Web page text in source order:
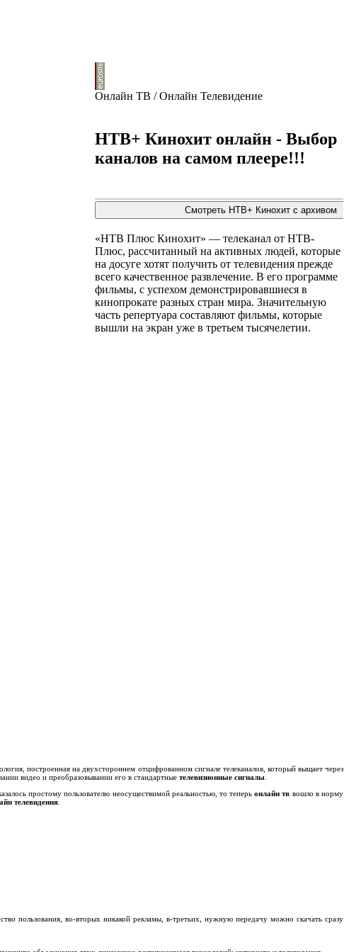
Онлайн ТВ / Онлайн Телевидение
НТВ+ Кинохит онлайн - Выбор
каналов на самом плеере!!!
«НТВ Плюс Кинохит» — телеканал от НТВ-
Плюс, рассчитанный на активных людей, которые
на досуге хотят получить от телевидения прежде
всего качественное развлечение. В его программе
фильмы, с успехом демонстрировавшиеся в
кинопрокате разных стран мира. Значительную
часть репертуара составляют фильмы, которые
вышли на экран уже в третьем тысячелетии.
построенная на двухстороннем отцифрованном сигнале телеканалов, который выщает через
видео и преобразовывании его в стандартные телевизионные сигналы.
простому пользователю неосуществимой реальностью, то теперьонлайн тв вошло в норму
телевидения.
пользования, во-вторых никакой рекламы, в-третьих, нужную передачу можно скачать сразу